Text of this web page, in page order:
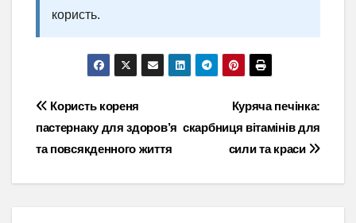
користь.
Навігація
записів
Куряча печінка:
скарбниця вітамінів для
сили та краси
Користь кореня
пастернаку для здоров’я
та повсякденного життя